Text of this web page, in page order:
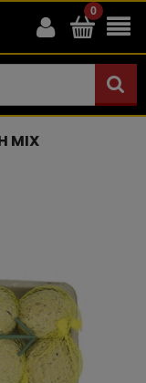
MIX